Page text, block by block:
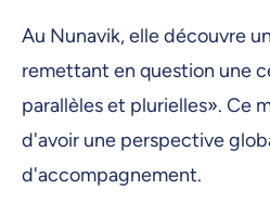
Au Nunavik, elle découvre
remettant en question une
parallèles et plurielles». Ce
d'avoir une perspective
d'accompagnement.